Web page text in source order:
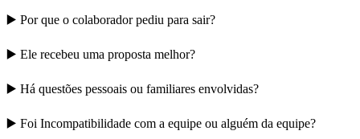
▶️ Por que o colaborador pediu para sair?
▶️ Ele recebeu uma proposta melhor?
▶️ Há questões pessoais ou familiares envolvidas?
▶️ Foi Incompatibilidade com a equipe ou alguém da equipe?